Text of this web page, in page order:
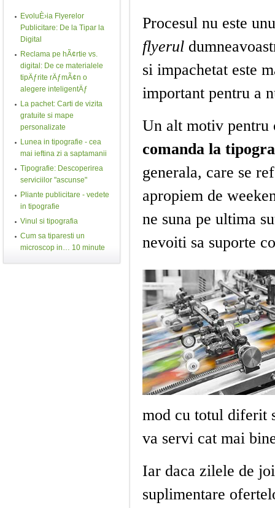
Procesul nu este
flyerul
si impachetat este
important pentru a
Un alt motiv pentru
comanda la
generala, care se
apropiem de
ne suna pe ultima
nevoiti sa suporte
mod cu totul diferit
va servi cat mai
Iar daca zilele de
suplimentare
EvoluÈ›ia Flyerelor
Publicitare: De la Tipar la
Digital
Reclama pe hÃ¢rtie vs.
digital: De ce materialele
tipÄƒrite rÄƒmÃ¢n o
alegere inteligentÄƒ
La pachet: Carti de vizita
gratuite si mape
personalizate
Lunea in tipografie - cea
mai ieftina zi a saptamanii
Tipografie: Descoperirea
serviciilor "ascunse"
Pliante publicitare - vedete
in tipografie
Vinul si tipografia
Cum sa tiparesti un
microscop in… 10 minute